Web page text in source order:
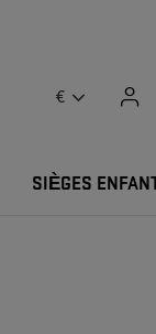
€
SIÈGES